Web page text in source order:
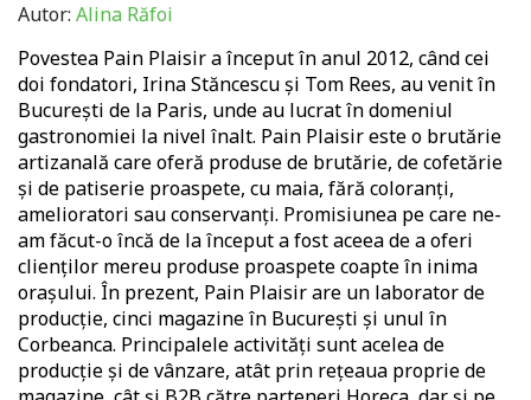
Autor: Alina Răfoi
Povestea Pain Plaisir a început în anul 2012, când cei
doi fondatori, Irina Stăncescu și Tom Rees, au venit în
București de la Paris, unde au lucrat în domeniul
gastronomiei la nivel înalt. Pain Plaisir este o brutărie
artizanală care oferă produse de brutărie, de cofetărie
și de patiserie proaspete, cu maia, fără coloranți,
amelioratori sau conservanți. Promisiunea pe care ne-
am făcut-o încă de la început a fost aceea de a oferi
clienților mereu produse proaspete coapte în inima
orașului. În prezent, Pain Plaisir are un laborator de
producție, cinci magazine în București și unul în
Corbeanca. Principalele activități sunt acelea de
producție și de vânzare, atât prin rețeaua proprie de